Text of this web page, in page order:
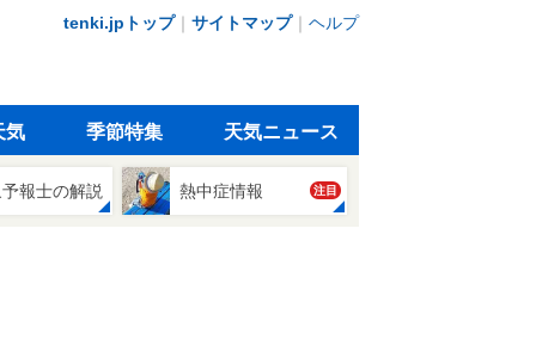
tenki.jpトップ｜ サイトマップ｜ ヘルプ
気 季節特集 天気ニュース
報士の解説 熱中症情報 注目